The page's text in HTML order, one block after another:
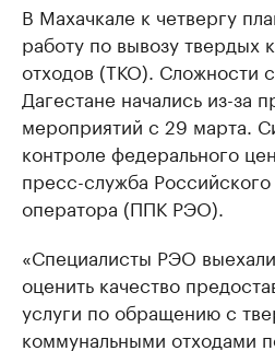
В Махачкале к четвергу
работу по вывозу твердых
отходов (ТКО). Сложности
Дагестане начались из-за
мероприятий с 29 марта.
контроле федерального
пресс-служба
оператора (ППК РЭО).
«Специалисты РЭО
оценить качество
услуги по обращению с
коммунальными отходами